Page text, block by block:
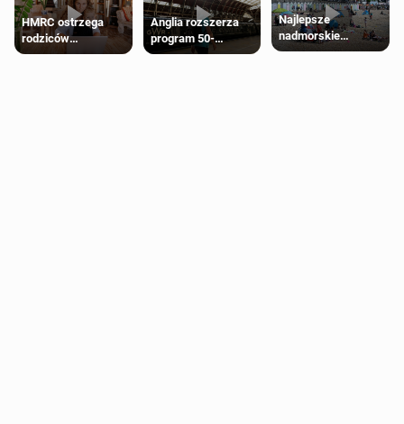
HMRC ostrzega
rodziców
pobierających Child
Anglia rozszerza
program 50-
procentowych
Najlepsze
nadmorskie
miasteczko blisko